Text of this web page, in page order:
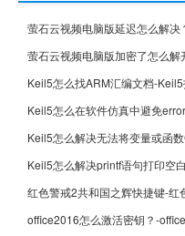
萤石云视频电脑版延迟怎么解
萤石云视频电脑版加密了怎么
Keil5怎么找ARM汇编文档-
红色警戒2共和国之辉快捷键-红
office2016怎么激活密钥？-